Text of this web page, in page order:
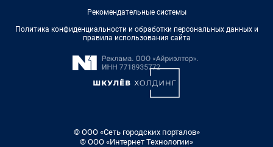
Рекомендательные системы
Политика конфиденциальности и обработки персональных данных и
правила использования сайта
© ООО «Сеть городских порталов»
© ООО «Интернет Технологии»